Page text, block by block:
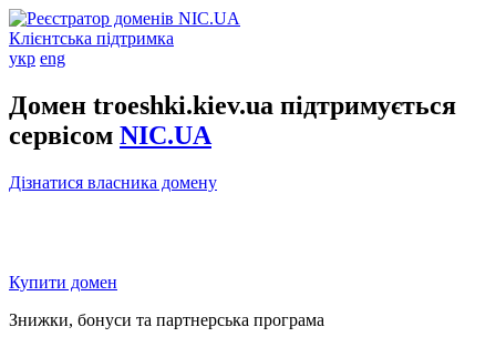
Клієнтська підтримка
укр eng
Домен troeshki.kiev.ua підтримується
сервісом NIC.UA
Дізнатися власника домену
Купити домен
Знижки, бонуси та партнерська програма